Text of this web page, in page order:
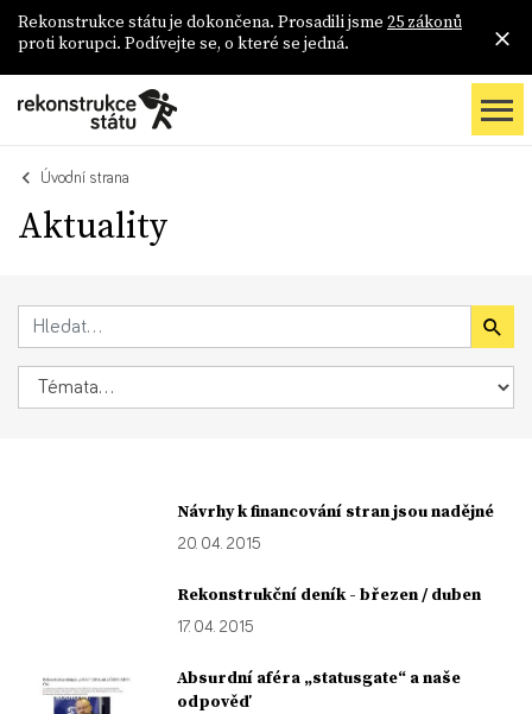
Rekonstrukce státu je dokončena. Prosadili jsme 25 zákonů
proti korupci. Podívejte se, o které se jedná.
Úvodní strana
Aktuality
Návrhy k financování stran jsou nadějné
20. 04. 2015
Rekonstrukční deník - březen / duben
17. 04. 2015
Absurdní aféra „statusgate“ a naše
odpověď